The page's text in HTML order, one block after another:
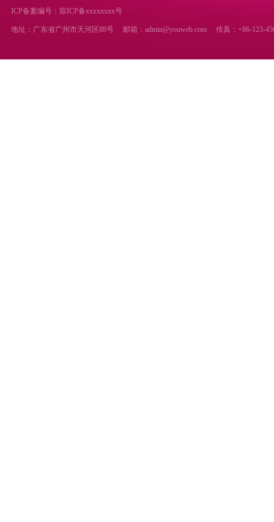
ICP备案编号： 琼ICP备xxxxxxxx号
地址：广东省广州市天河区88号 邮箱：admin@youweb.com 传真：+86-123-